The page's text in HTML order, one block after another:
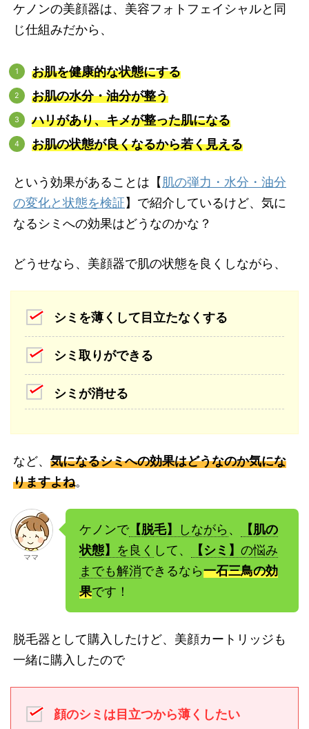
ケノンの美顔器は、美容フォトフェイシャルと同
じ仕組みだから、
お肌を健康的な状態にする
お肌の水分・油分が整う
ハリがあり、キメが整った肌になる
お肌の状態が良くなるから若く見える
という効果があることは【肌の弾力・水分・油分
の変化と状態を検証】で紹介しているけど、気に
なるシミへの効果はどうなのかな？
どうせなら、美顔器で肌の状態を良くしながら、
シミを薄くして目立たなくする
シミ取りができる
シミが消せる
など、 気になるシミへの効果はどうなのか気にな
りますよね。
ママ
ケノンで【脱毛】 しながら 、
【肌の
状態】 を良く して、 【シミ】 の悩み
までも解消できるなら一石三鳥の効
果です！
脱毛器として購入したけど、美顔カートリッジも
一緒に購入したので
顔のシミは目立つから薄くしたい